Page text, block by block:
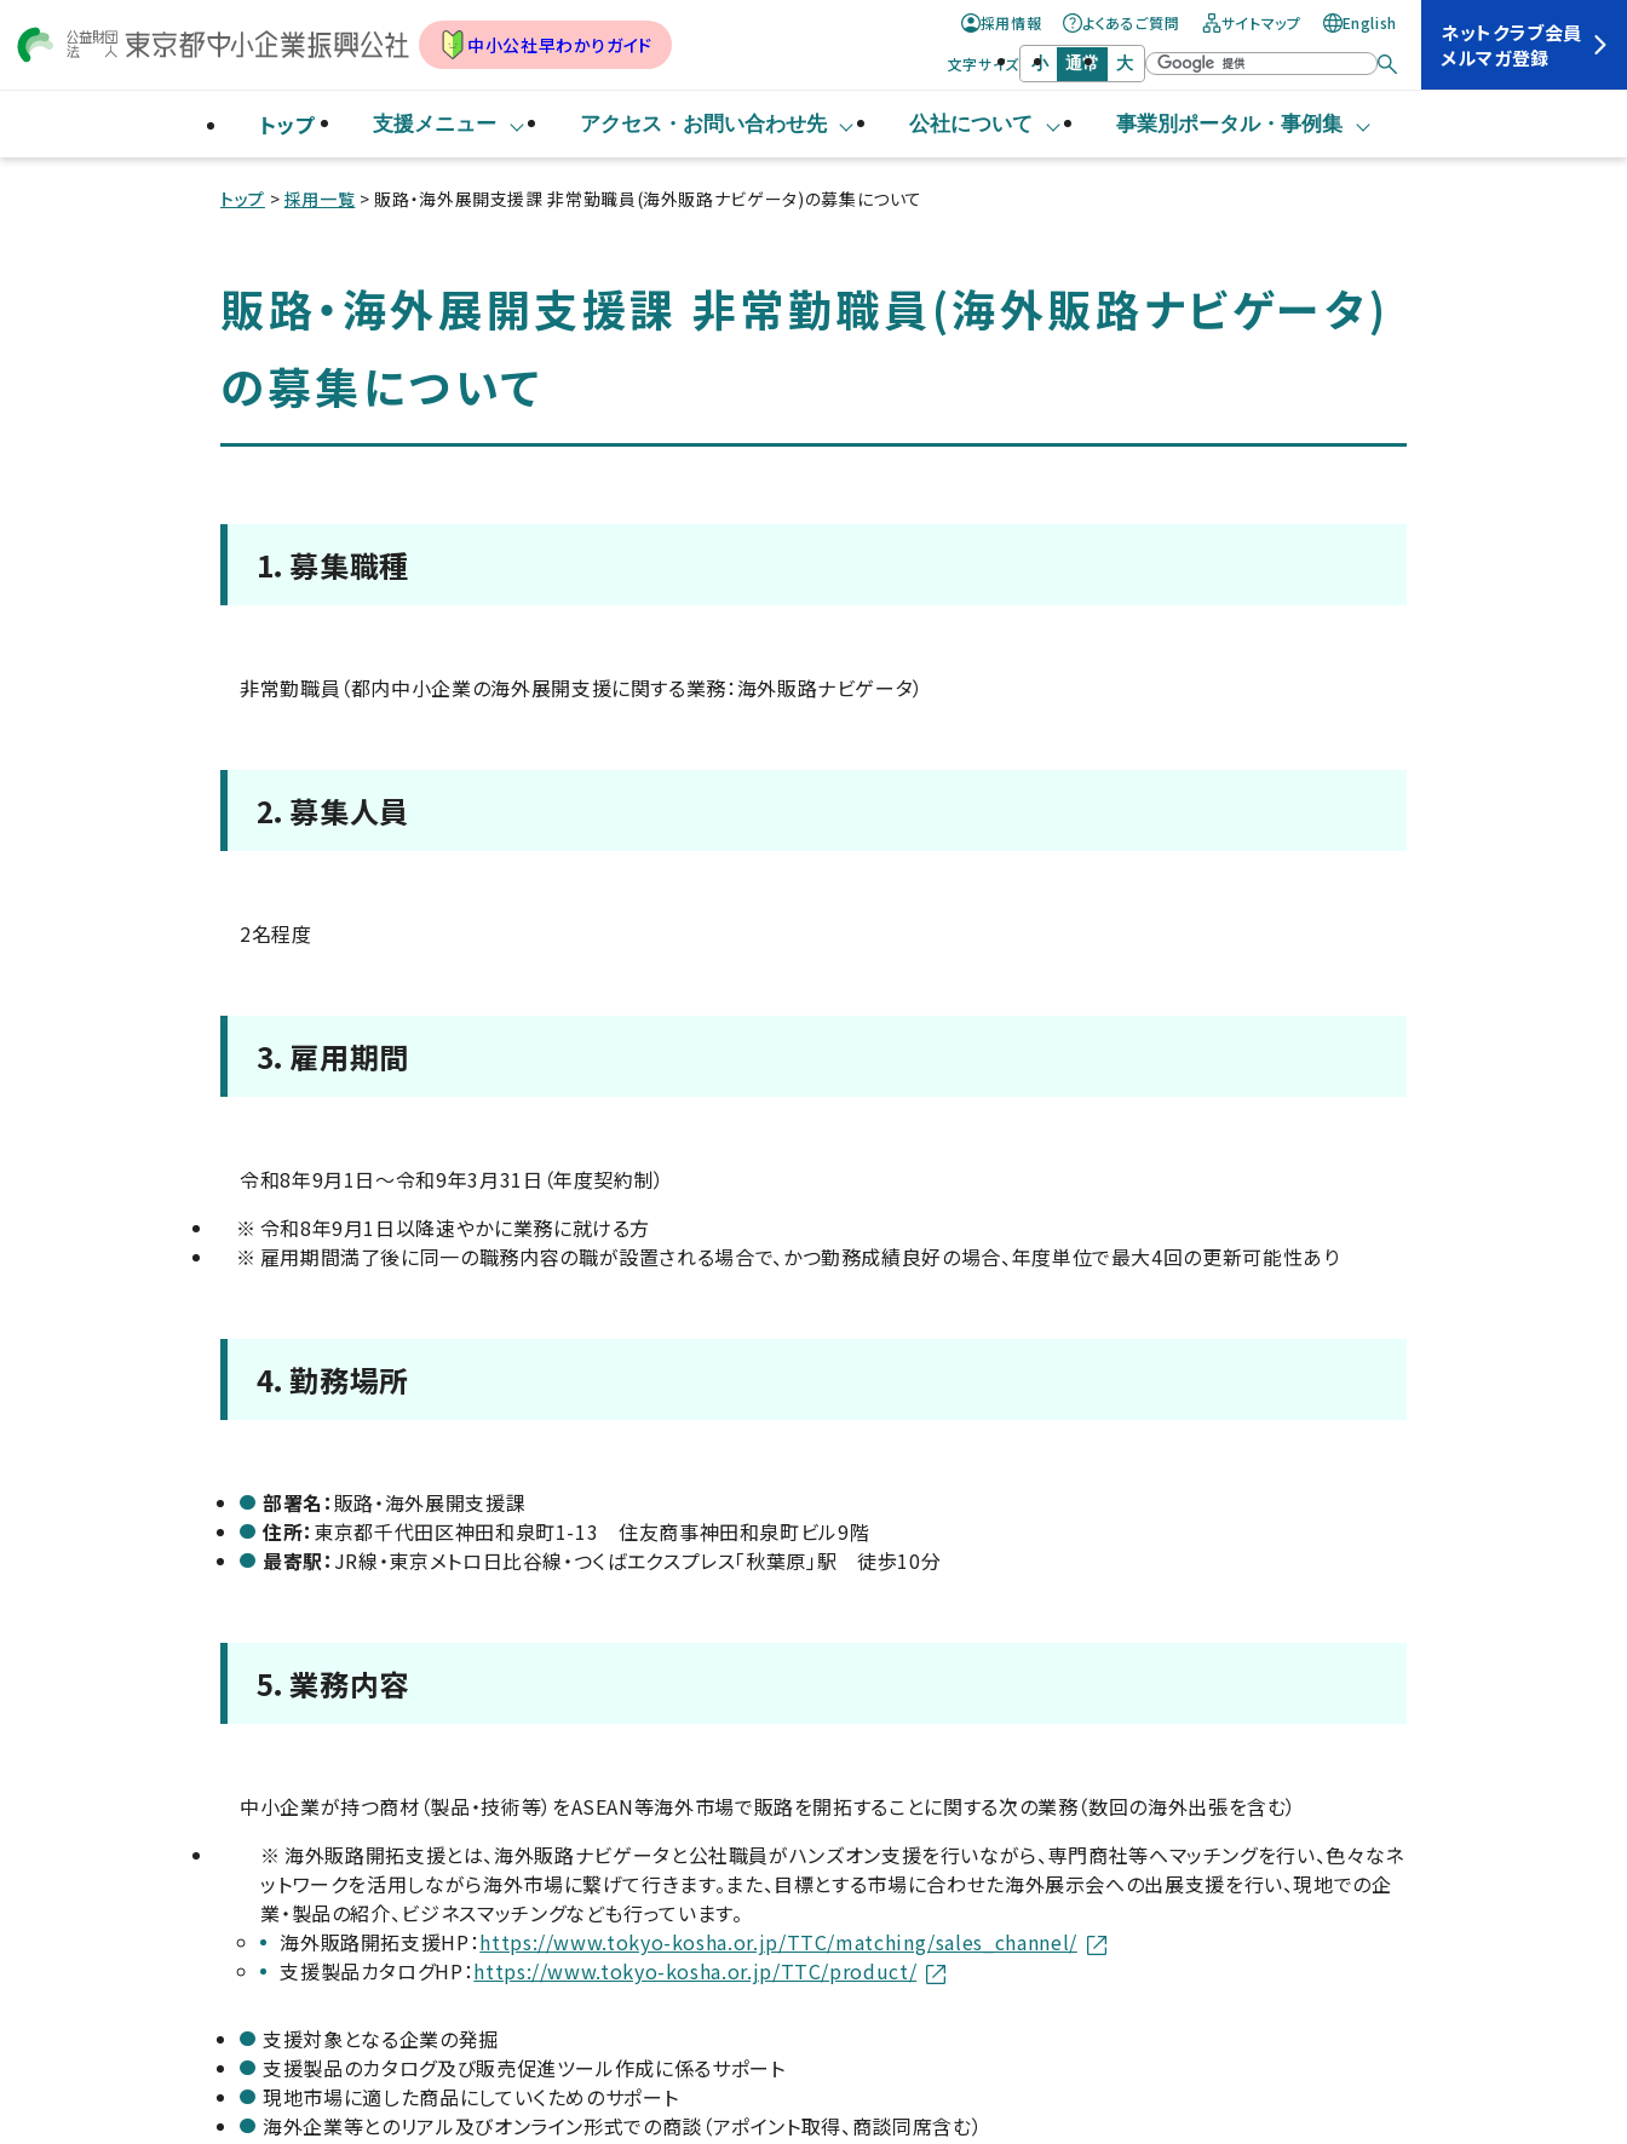
中小公社早わかりガイド
採用情報 よくあるご質問 サイトマップ English
文字サイズ 小 通常 大
ネットクラブ会員
メルマガ登録
トップ 支援メニュー アクセス・ お問い合わせ先 公社について 事業別ポータル・事例集
トップ > 採用一覧 > 販路・海外展開支援課 非常勤職員(海外販路ナビゲータ)の募集について
販路・海外展開支援課 非常勤職員(海外販路ナビゲータ)
の募集について
1．募集職種
非常勤職員（都内中小企業の海外展開支援に関する業務：海外販路ナビゲータ）
2．募集人員
2名程度
3．雇用期間
令和8年9月1日～令和9年3月31日（年度契約制）
※ 令和8年9月1日以降速やかに業務に就ける方
※ 雇用期間満了後に同一の職務内容の職が設置される場合で、かつ勤務成績良好の場合、年度単位で最大4回の更新可能性あり
4．勤務場所
部署名：販路・海外展開支援課
住所： 東京都千代田区神田和泉町1-13 住友商事神田和泉町ビル9階
最寄駅： JR線・東京メトロ日比谷線・つくばエクスプレス「秋葉原」駅 徒歩10分
5．業務内容
中小企業が持つ商材（製品・技術等）をASEAN等海外市場で販路を開拓することに関する次の業務（数回の海外出張を含む）
※ 海外販路開拓支援とは、海外販路ナビゲータと公社職員がハンズオン支援を行いながら、専門商社等へマッチングを行い、色々なネ
ットワークを活用しながら海外市場に繋げて行きます。また、目標とする市場に合わせた海外展示会への出展支援を行い、現地での企
業・製品の紹介、ビジネスマッチングなども行っています。
海外販路開拓支援HP：https://www.tokyo-kosha.or.jp/TTC/matching/sales_channel/
支援製品カタログHP：https://www.tokyo-kosha.or.jp/TTC/product/
支援対象となる企業の発掘
支援製品のカタログ及び販売促進ツール作成に係るサポート
現地市場に適した商品にしていくためのサポート
海外企業等とのリアル及びオンライン形式での商談（アポイント取得、商談同席含む）